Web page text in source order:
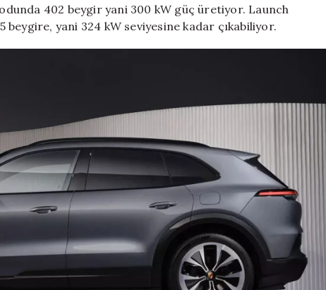
402 beygir yani 300 kW güç üretiyor. Launch
yani 324 kW seviyesine kadar çıkabiliyor.